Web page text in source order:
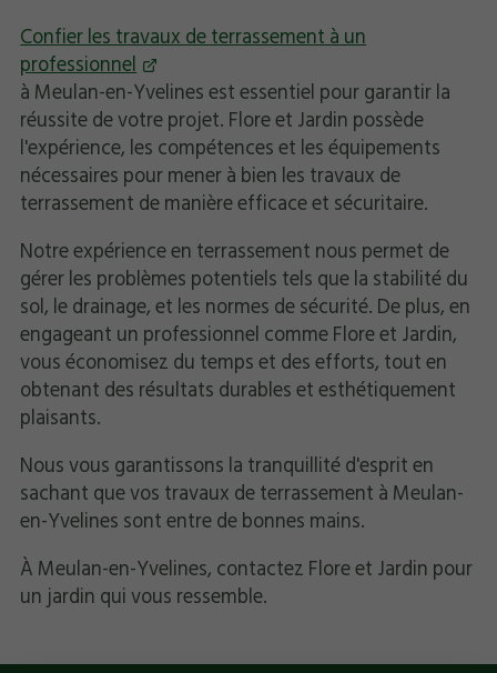
Confier les travaux de terrassement à un
professionnel
à Meulan-en-Yvelines est essentiel pour garantir la
réussite de votre projet. Flore et Jardin possède
l'expérience, les compétences et les équipements
nécessaires pour mener à bien les travaux de
terrassement de manière efficace et sécuritaire.
Notre expérience en terrassement nous permet de
gérer les problèmes potentiels tels que la stabilité du
sol, le drainage, et les normes de sécurité. De plus, en
engageant un professionnel comme Flore et Jardin,
vous économisez du temps et des efforts, tout en
obtenant des résultats durables et esthétiquement
plaisants.
Nous vous garantissons la tranquillité d'esprit en
sachant que vos travaux de terrassement à Meulan-
en-Yvelines sont entre de bonnes mains.
À Meulan-en-Yvelines, contactez Flore et Jardin pour
un jardin qui vous ressemble.